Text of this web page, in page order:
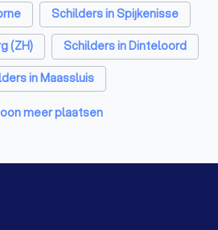
bedrijven in Dirksland
in Dirksland
in Dirksland
in Dirksland
Schilders in Spijkenisse
(ZH)
Schilders in Dinteloord
in Maassluis
Hoogvliet Rotterdam
meer plaatsen